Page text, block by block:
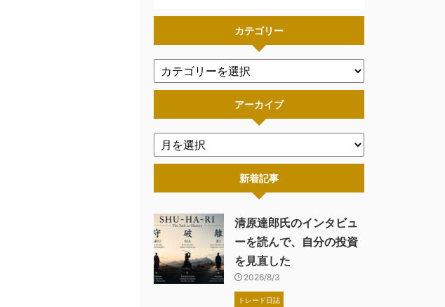
カテゴリー
アーカイブ
新着記事
清原達郎氏のインタビュ
ーを読んで、自分の投資
を見直した
2026/8/3
トレード日誌